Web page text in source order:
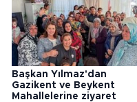
Başkan Yılmaz'dan
Gazikent ve Beykent
Mahallelerine ziyaret